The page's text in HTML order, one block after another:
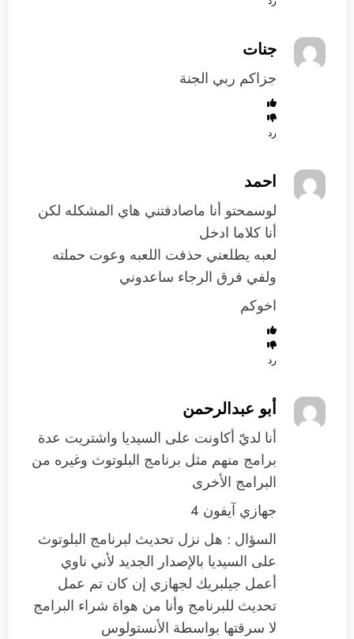
جنات
جزاكم ربي الجنة
رد
احمد
لوسمحتو أنا ماصادفتني هاي المشكله لكن
أنا كلاما ادخل
لعبه يطلعني حذفت اللعبه وعوت حملته
ولفي فرق الرجاء ساعدوني
اخوكم
رد
أبو عبدالرحمن
أنا لديّ أكاونت على السيديا واشتريت عدة
برامج منهم مثل برنامج البلوتوث وغيره من
البرامج الأخرى
جهازي آيفون 4
السؤال : هل نزل تحديث لبرنامج البلوتوث
على السيديا بالإصدار الجديد لأني ناوي
أعمل جيلبريك لجهازي إن كان تم عمل
تحديث للبرنامج وأنا من هواة شراء البرامج
لا سرقتها بواسطة الأنستولوس